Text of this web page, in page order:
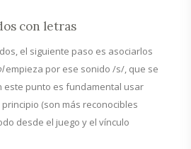
con letras
el siguiente paso es asociarlos
empieza por ese sonido /s/, que se
este punto es fundamental usar
principio (son más reconocibles
desde el juego y el vínculo